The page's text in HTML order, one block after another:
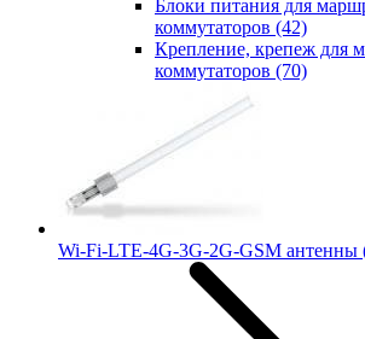
Блоки питания для
коммутаторов (42)
Крепление, крепеж для
коммутаторов (70)
Wi-Fi-LTE-4G-3G-2G-GSM антенны